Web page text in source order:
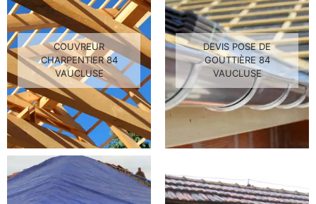
COUVREUR
CHARPENTIER 84
VAUCLUSE
DEVIS POSE DE
GOUTTIÈRE 84
VAUCLUSE